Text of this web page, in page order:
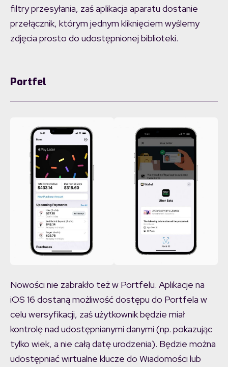
filtry przesyłania, zaś aplikacja aparatu dostanie
przełącznik, którym jednym kliknięciem wyślemy
zdjęcia prosto do udostępnionej biblioteki.
Portfel
Nowości nie zabrakło też w Portfelu. Aplikacje na
iOS 16 dostaną możliwość dostępu do Portfela w
celu wersyfikacji, zaś użytkownik będzie miał
kontrolę nad udostępnianymi danymi (np. pokazując
tylko wiek, a nie całą datę urodzenia). Będzie można
udostępniać wirtualne klucze do Wiadomości lub